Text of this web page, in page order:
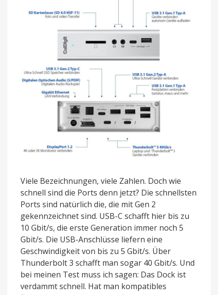
Viele Bezeichnungen, viele Zahlen. Doch wie
schnell sind die Ports denn jetzt? Die schnellsten
Ports sind natürlich die, die mit Gen 2
gekennzeichnet sind. USB-C schafft hier bis zu
10 Gbit/s, die erste Generation immer noch 5
Gbit/s. Die USB-Anschlüsse liefern eine
Geschwindigkeit von bis zu 5 Gbit/s. Über
Thunderbolt 3 schafft man sogar 40 Gbit/s. Und
bei meinen Test muss ich sagen: Das Dock ist
verdammt schnell. Hat man kompatibles